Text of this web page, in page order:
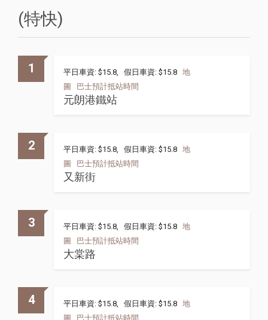
(特快)
1 平日車資: $15.8, 假日車資: $15.8 地
圖
巴士預計抵站時間
元朗港鐵站
2 平日車資: $15.8, 假日車資: $15.8 地
圖
巴士預計抵站時間
又新街
3 平日車資: $15.8, 假日車資: $15.8 地
圖
巴士預計抵站時間
大棠路
4 平日車資: $15.8, 假日車資: $15.8 地
圖
巴士預計抵站時間